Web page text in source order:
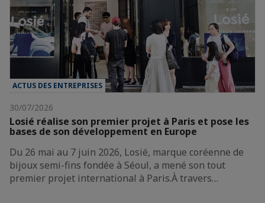
ACTUS DES ENTREPRISES
30/07/2026
Losié réalise son premier projet à Paris et pose les
bases de son développement en Europe
Du 26 mai au 7 juin 2026, Losié, marque coréenne de
bijoux semi-fins fondée à Séoul, a mené son tout
premier projet international à Paris.À travers…